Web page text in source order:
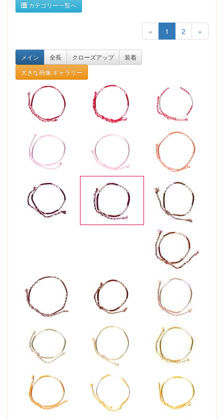
カテゴリー一覧へ
« 1 2 »
メイン 全長 クローズアップ
装着
大きな画像:ギャラリー